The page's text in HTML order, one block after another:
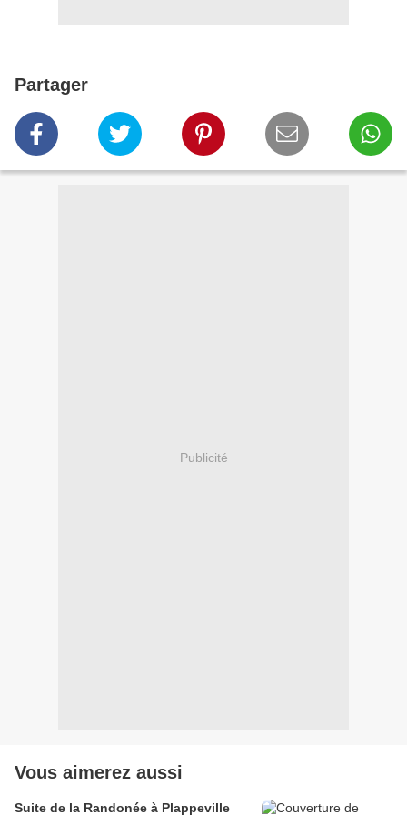
Partager
Publicité
Vous aimerez aussi
Suite de la Randonée à Plappeville